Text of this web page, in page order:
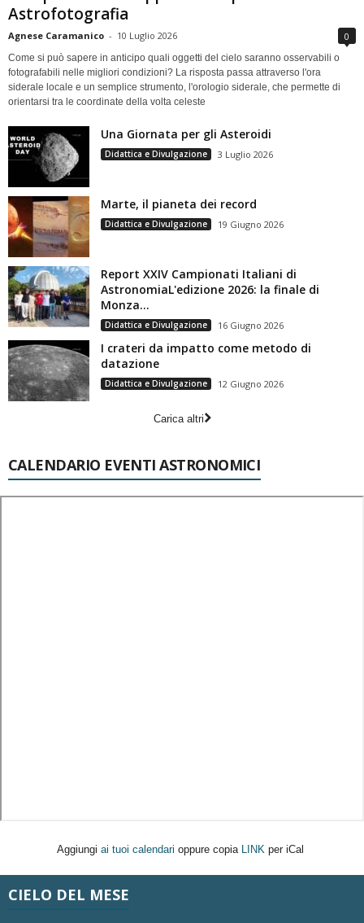
Astrofotografia
Agnese Caramanico - 10 Luglio 2026 0
Come si può sapere in anticipo quali oggetti del cielo saranno osservabili o
fotografabili nelle migliori condizioni? La risposta passa attraverso l'ora
siderale locale e un semplice strumento, l'orologio siderale, che permette di
orientarsi tra le coordinate della volta celeste
Una Giornata per gli Asteroidi
Didattica e Divulgazione 3 Luglio 2026
Marte, il pianeta dei record
Didattica e Divulgazione 19 Giugno 2026
Report XXIV Campionati Italiani di
AstronomiaL'edizione 2026: la finale di
Monza...
Didattica e Divulgazione 16 Giugno 2026
I crateri da impatto come metodo di
datazione
Didattica e Divulgazione 12 Giugno 2026
Carica altri
CALENDARIO EVENTI ASTRONOMICI
Aggiungi ai tuoi calendari oppure copia LINK per iCal
CIELO DEL MESE